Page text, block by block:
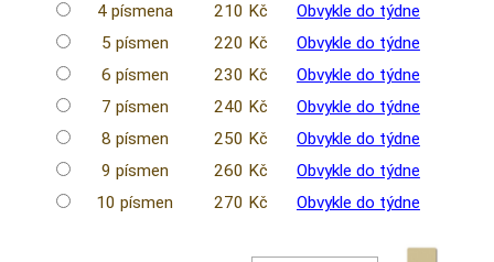
4 písmena
210 Kč
Obvykle do týdne
5 písmen
220 Kč
Obvykle do týdne
6 písmen
230 Kč
Obvykle do týdne
7 písmen
240 Kč
Obvykle do týdne
8 písmen
250 Kč
Obvykle do týdne
9 písmen
260 Kč
Obvykle do týdne
10 písmen
270 Kč Obvykle do týdne